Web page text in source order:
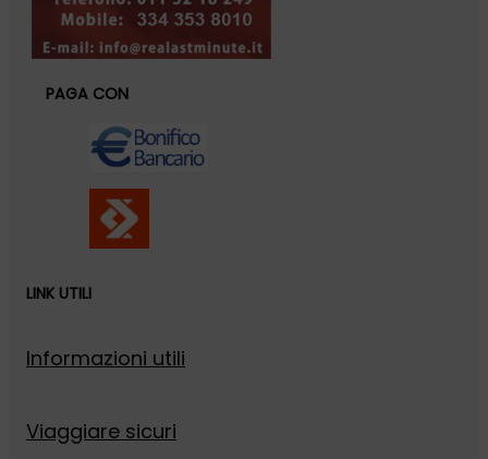
PAGA CON
LINK UTILI
Informazioni utili
Viaggiare sicuri